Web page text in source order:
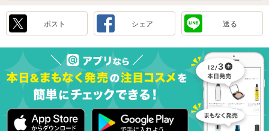
ポスト シェア 送る